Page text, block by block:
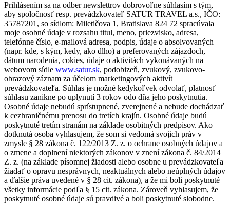
Prihlásením sa na odber newslettrov dobrovoľne súhlasím s tým,
aby spoločnosť resp. prevádzkovateľ SATUR TRAVEL a.s., IČO:
35787201, so sídlom: Miletičova 1, Bratislava 824 72 spracúvala
moje osobné údaje v rozsahu titul, meno, priezvisko, adresa,
telefónne číslo, e-mailová adresa, podpis, údaje o absolvovaných
(napr. kde, s kým, kedy, ako dlho) a preferovaných zájazdoch,
dátum narodenia, cokies, údaje o aktivitách vykonávaných na
webovom sídle www.satur.sk, podobizeň, zvukový, zvukovo-
obrazový záznam za účelom marketingových aktivít
prevádzkovateľa. Súhlas je možné kedykoľvek odvolať, platnosť
súhlasu zanikne po uplynutí 3 rokov odo dňa jeho poskytnutia.
Osobné údaje nebudú sprístupnené, zverejnené a nebude dochádzať
k cezhraničnému prenosu do tretích krajín. Osobné údaje budú
poskytnuté tretím stranám na základe osobitných predpisov. Ako
dotknutá osoba vyhlasujem, že som si vedomá svojich práv v
zmysle § 28 zákona č. 122/2013 Z. z. o ochrane osobných údajov a
o zmene a doplnení niektorých zákonov v znení zákona č. 84/2014
Z. z. (na základe písomnej žiadosti alebo osobne u prevádzkovateľa
žiadať o opravu nesprávnych, neaktuálnych alebo neúplných údajov
a ďalšie práva uvedené v § 28 cit. zákona), a že mi boli poskytnuté
všetky informácie podľa § 15 cit. zákona. Zároveň vyhlasujem, že
poskytnuté osobné údaje sú pravdivé a boli poskytnuté slobodne.